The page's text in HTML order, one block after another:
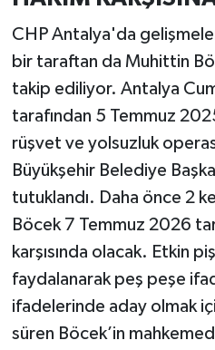
CHP Antalya'da
bir taraftan da Muhittin
takip ediliyor. Antalya
tarafından 5 Temmuz
rüşvet ve yolsuzluk
Büyükşehir Belediye
tutuklandı. Daha önce 2
Böcek 7 Temmuz 2026
karşısında olacak. Etkin
faydalanarak peş peşe
ifadelerinde aday olmak
süren Böcek’in